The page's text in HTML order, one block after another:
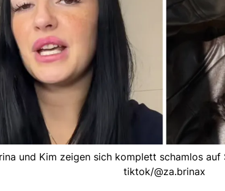
und Kim zeigen sich komplett schamlos
tiktok/@za.brinax